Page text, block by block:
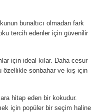
bunaltıcı olmadan fark
tercih edenler için güvenilir
için ideal kılar. Daha cesur
özellikle sonbahar ve kış için
hitap eden bir kokudur.
için popüler bir seçim haline